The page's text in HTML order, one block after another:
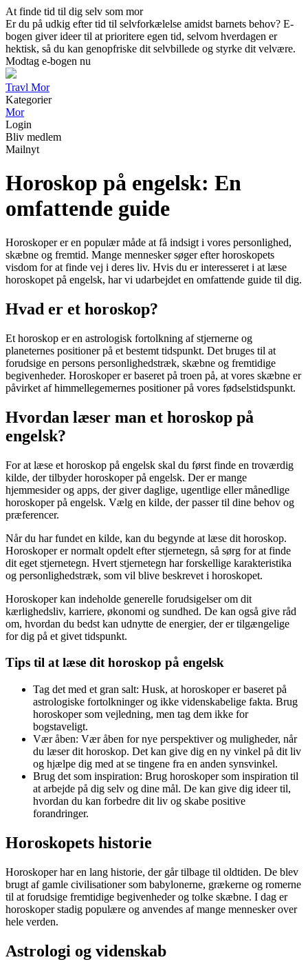
At finde tid til dig selv som mor
Er du på udkig efter tid til selvforkælelse amidst barnets behov? E-
bogen giver ideer til at prioritere egen tid, selvom hverdagen er
hektisk, så du kan genopfriske dit selvbillede og styrke dit velvære.
Modtag e-bogen nu
Travl Mor
Kategorier
Mor
Login
Bliv medlem
Mailnyt
Horoskop på engelsk: En
omfattende guide
Horoskoper er en populær måde at få indsigt i vores personlighed,
skæbne og fremtid. Mange mennesker søger efter horoskopets
visdom for at finde vej i deres liv. Hvis du er interesseret i at læse
horoskopet på engelsk, har vi udarbejdet en omfattende guide til dig.
Hvad er et horoskop?
Et horoskop er en astrologisk fortolkning af stjernerne og
planeternes positioner på et bestemt tidspunkt. Det bruges til at
forudsige en persons personlighedstræk, skæbne og fremtidige
begivenheder. Horoskoper er baseret på troen på, at vores skæbne er
påvirket af himmellegemernes positioner på vores fødselstidspunkt.
Hvordan læser man et horoskop på
engelsk?
For at læse et horoskop på engelsk skal du først finde en troværdig
kilde, der tilbyder horoskoper på engelsk. Der er mange
hjemmesider og apps, der giver daglige, ugentlige eller månedlige
horoskoper på engelsk. Vælg en kilde, der passer til dine behov og
præferencer.
Når du har fundet en kilde, kan du begynde at læse dit horoskop.
Horoskoper er normalt opdelt efter stjernetegn, så sørg for at finde
dit eget stjernetegn. Hvert stjernetegn har forskellige karakteristika
og personlighedstræk, som vil blive beskrevet i horoskopet.
Horoskoper kan indeholde generelle forudsigelser om dit
kærlighedsliv, karriere, økonomi og sundhed. De kan også give råd
om, hvordan du bedst kan udnytte de energier, der er tilgængelige
for dig på et givet tidspunkt.
Tips til at læse dit horoskop på engelsk
Tag det med et gran salt: Husk, at horoskoper er baseret på
astrologiske fortolkninger og ikke videnskabelige fakta. Brug
horoskoper som vejledning, men tag dem ikke for
bogstaveligt.
Vær åben: Vær åben for nye perspektiver og muligheder, når
du læser dit horoskop. Det kan give dig en ny vinkel på dit liv
og hjælpe dig med at se tingene fra en anden synsvinkel.
Brug det som inspiration: Brug horoskoper som inspiration til
at arbejde på dig selv og dine mål. De kan give dig ideer til,
hvordan du kan forbedre dit liv og skabe positive
forandringer.
Horoskopets historie
Horoskoper har en lang historie, der går tilbage til oldtiden. De blev
brugt af gamle civilisationer som babylonerne, grækerne og romerne
til at forudsige fremtidige begivenheder og tolke skæbne. I dag er
horoskoper stadig populære og anvendes af mange mennesker over
hele verden.
Astrologi og videnskab